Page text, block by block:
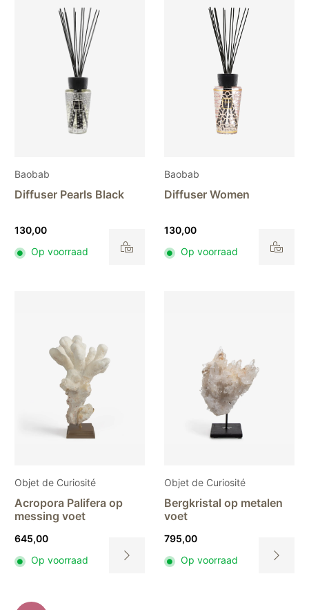
Baobab
Diffuser Pearls Black
130,00
Op voorraad
Baobab
Diffuser Women
130,00
Op voorraad
Objet de Curiosité
Acropora Palifera op
messing voet
645,00
Op voorraad
Objet de Curiosité
Bergkristal op metalen
voet
795,00
Op voorraad